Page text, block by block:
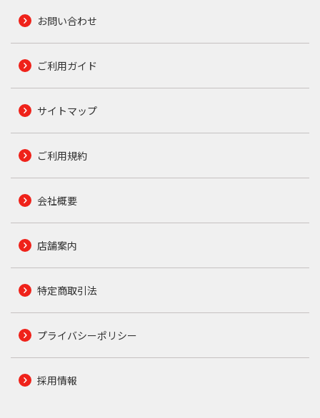
お問い合わせ
ご利用ガイド
サイトマップ
ご利用規約
会社概要
店舗案内
特定商取引法
プライバシーポリシー
採用情報